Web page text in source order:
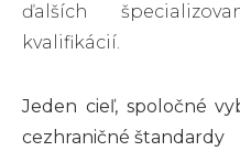
ďalších
kvalifikácií.
Jeden cieľ, spoločné
cezhraničné štandardy